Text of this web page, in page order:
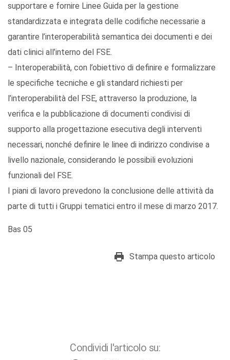
supportare e fornire Linee Guida per la gestione
standardizzata e integrata delle codifiche necessarie a
garantire l’interoperabilità semantica dei documenti e dei
dati clinici all’interno del FSE.
– Interoperabilità, con l’obiettivo di definire e formalizzare
le specifiche tecniche e gli standard richiesti per
l’interoperabilità del FSE, attraverso la produzione, la
verifica e la pubblicazione di documenti condivisi di
supporto alla progettazione esecutiva degli interventi
necessari, nonché definire le linee di indirizzo condivise a
livello nazionale, considerando le possibili evoluzioni
funzionali del FSE.
I piani di lavoro prevedono la conclusione delle attività da
parte di tutti i Gruppi tematici entro il mese di marzo 2017.
Bas 05
Stampa questo articolo
Condividi l'articolo su: